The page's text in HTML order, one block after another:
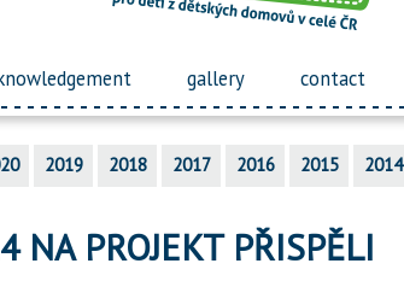
gallery contact
2019 2018 2017 2016 2015 2014
NA PROJEKT PŘISPĚLI